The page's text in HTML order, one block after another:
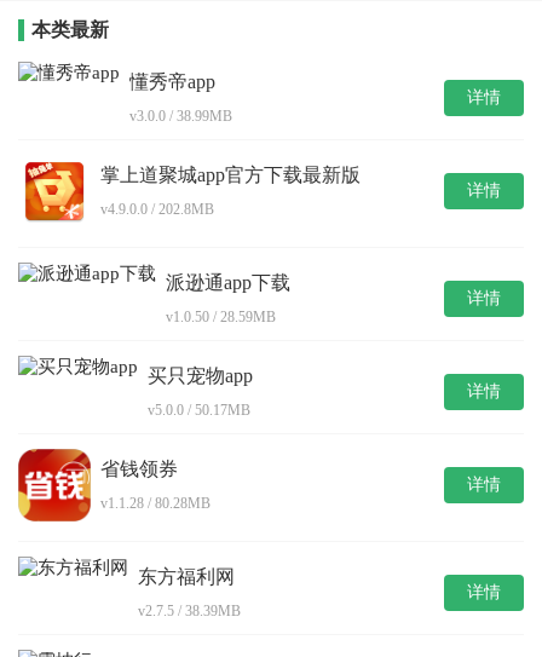
本类最新
懂秀帝app
v3.0.0 / 38.99MB
详情
掌上道聚城app官方下载最新版
v4.9.0.0 / 202.8MB
详情
派逊通app下载
v1.0.50 / 28.59MB
详情
买只宠物app
v5.0.0 / 50.17MB
详情
省钱领券
v1.1.28 / 80.28MB
详情
东方福利网
v2.7.5 / 38.39MB
详情